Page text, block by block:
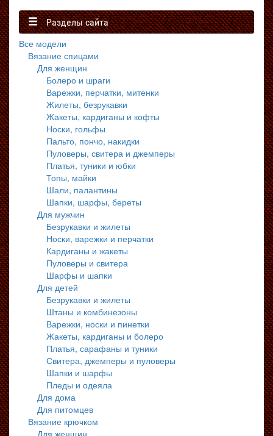
Разделы сайта
Все модели
Вязание спицами
Для женщин
Болеро и шраги
Варежки, перчатки, митенки
Жилеты, безрукавки
Жакеты, кардиганы и кофты
Носки, гольфы
Пальто, пончо, накидки
Пуловеры, свитера и джемперы
Платья, туники и юбки
Топы, майки
Шали, палантины
Шапки, шарфы, береты
Для мужчин
Безрукавки и жилеты
Носки, варежки и перчатки
Кардиганы и жакеты
Пуловеры и свитера
Шарфы и шапки
Для детей
Безрукавки и жилеты
Штаны и комбинезоны
Варежки, носки и пинетки
Жакеты, кардиганы и болеро
Платья, сарафаны и туники
Свитера, джемперы и пуловеры
Шапки и шарфы
Пледы и одеяла
Для дома
Для питомцев
Вязание крючком
Для женщин